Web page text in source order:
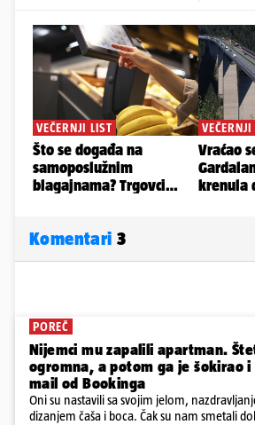
Komentari 3
POREČ
Nijemci mu zapalili apartman.
ogromna, a potom ga je šokirao i
mail od Bookinga
Oni su nastavili sa svojim jelom,
dizanjem čaša i boca. Čak su nam smetali